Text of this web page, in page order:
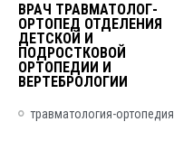
ВРАЧ ТРАВМАТОЛОГ-
ОРТОПЕД ОТДЕЛЕНИЯ
ДЕТСКОЙ И
ПОДРОСТКОВОЙ
ОРТОПЕДИИ И
ВЕРТЕБРОЛОГИИ
травматология-ортопедия